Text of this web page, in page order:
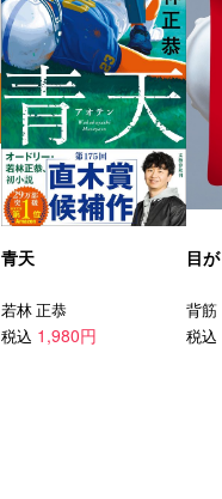
青天
若林 正恭
税込 1,980円
目が
背筋
税込